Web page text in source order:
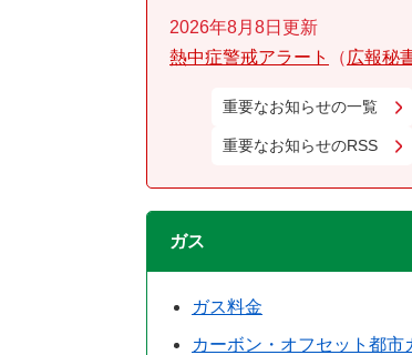
2026年8月8日更新
熱中症警戒アラート
広報秘
重要なお知らせの一覧
重要なお知らせのRSS
ガス
ガス料金
カーボン・オフセット都市